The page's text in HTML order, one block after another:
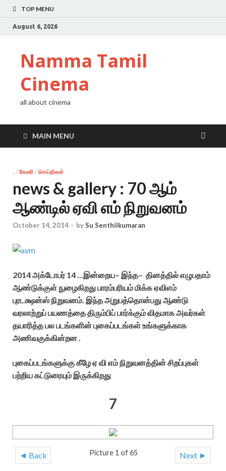
TOP MENU
August 6, 2026
Namma Tamil
Cinema
all about cinema
MAIN MENU
. / கேலரி / செய்திகள்
news & gallery : 70 ஆம்
ஆண்டில் ஏவி எம் நிறுவனம்
October 14, 2014 - bySu Senthilkumaran
2014 அக்டோபர் 14 …இன்றைய– இந்த– தினத்தில் எழுபதாம்
ஆண்டுக்குள் நுழைகிறது பாரம்பரியம் மிக்க ஏவிஎம்
புரடக்ஷன்ஸ் நிறுவனம். இந்த அறுபத்தொன்பது ஆண்டு
வரலாற்றுப் பயணத்தை திரும்பிப் பார்க்கும் விதமாக அவர்கள்
தயாரித்த பல படங்களின் புகைப்படங்கள் உங்களுக்காக
அணிவகுக்கின்றன .
புகைப்படங்களுக்கு கீழே ஏ வி எம் நிறுவனத்தின் சிறப்புகள்
பற்றிய கட்டுரையும் இருக்கிறது
7
◄ Back Next ►
Picture 1 of 65